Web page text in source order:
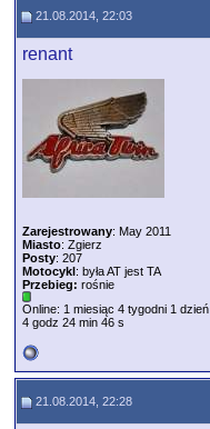
21.08.2014, 22:03
renant
Zarejestrowany: May 2011
Miasto: Zgierz
Posty: 207
Motocykl: była AT jest TA
Przebieg: rośnie
Online: 1 miesiąc 4 tygodni 1 dzień
4 godz 24 min 46 s
21.08.2014, 22:28